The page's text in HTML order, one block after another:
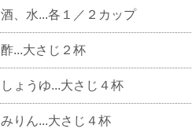
酒、水...各１／２カップ
酢...大さじ２杯
しょうゆ...大さじ４杯
みりん...大さじ４杯